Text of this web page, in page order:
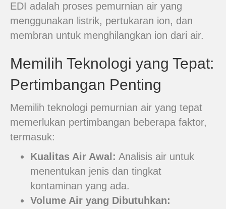
EDI adalah proses pemurnian air yang
menggunakan listrik, pertukaran ion, dan
membran untuk menghilangkan ion dari air.
Memilih Teknologi yang Tepat:
Pertimbangan Penting
Memilih teknologi pemurnian air yang tepat
memerlukan pertimbangan beberapa faktor,
termasuk:
Kualitas Air Awal: Analisis air untuk
menentukan jenis dan tingkat
kontaminan yang ada.
Volume Air yang Dibutuhkan: